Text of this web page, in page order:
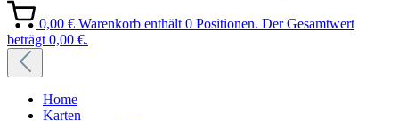
0,00 € Warenkorb enthält 0 Positionen. Der Gesamtwert
beträgt 0,00 €.
Home
Karten